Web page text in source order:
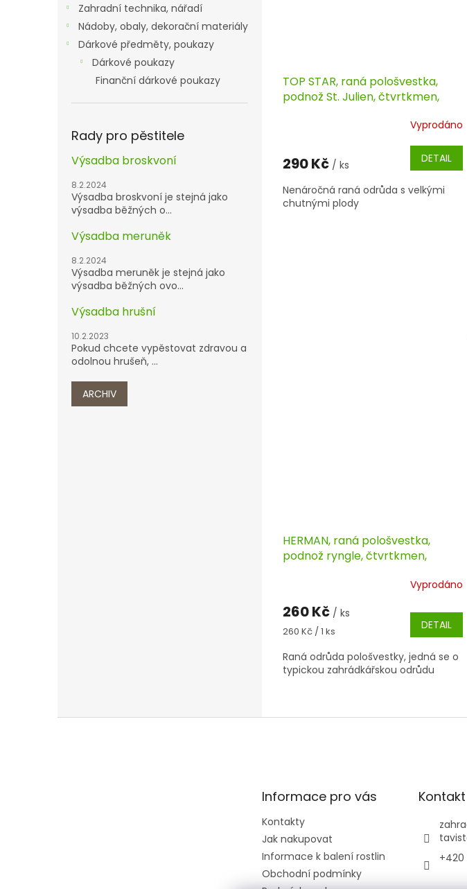
Zahradní technika, nářadí
Nádoby, obaly, dekorační materiály
Dárkové předměty, poukazy
Dárkové poukazy
Finanční dárkové poukazy
Rady pro pěstitele
Výsadba broskvoní
8.2.2024
Výsadba broskvoní je stejná jako
výsadba běžných o...
Výsadba meruněk
8.2.2024
Výsadba meruněk je stejná jako
výsadba běžných ovo...
Výsadba hrušní
10.2.2023
Pokud chcete vypěstovat zdravou a
odolnou hrušeň, ...
ARCHIV
TOP STAR, raná pološvestka,
podnož St. Julien, čtvrtkmen,
Vyprodáno
290 Kč / ks DETAIL
Nenáročná raná odrůda s velkými
chutnými plody
HERMAN, raná pološvestka,
podnož ryngle, čtvrtkmen,
Vyprodáno
260 Kč / ks
Měrná
260 Kč / 1 ks DETAIL
Raná odrůda pološvestky, jedná se o
typickou zahrádkářskou odrůdu
Informace pro vás
Kontakty
Jak nakupovat
Informace k balení rostlin
Obchodní podmínky
Kontakt
+420